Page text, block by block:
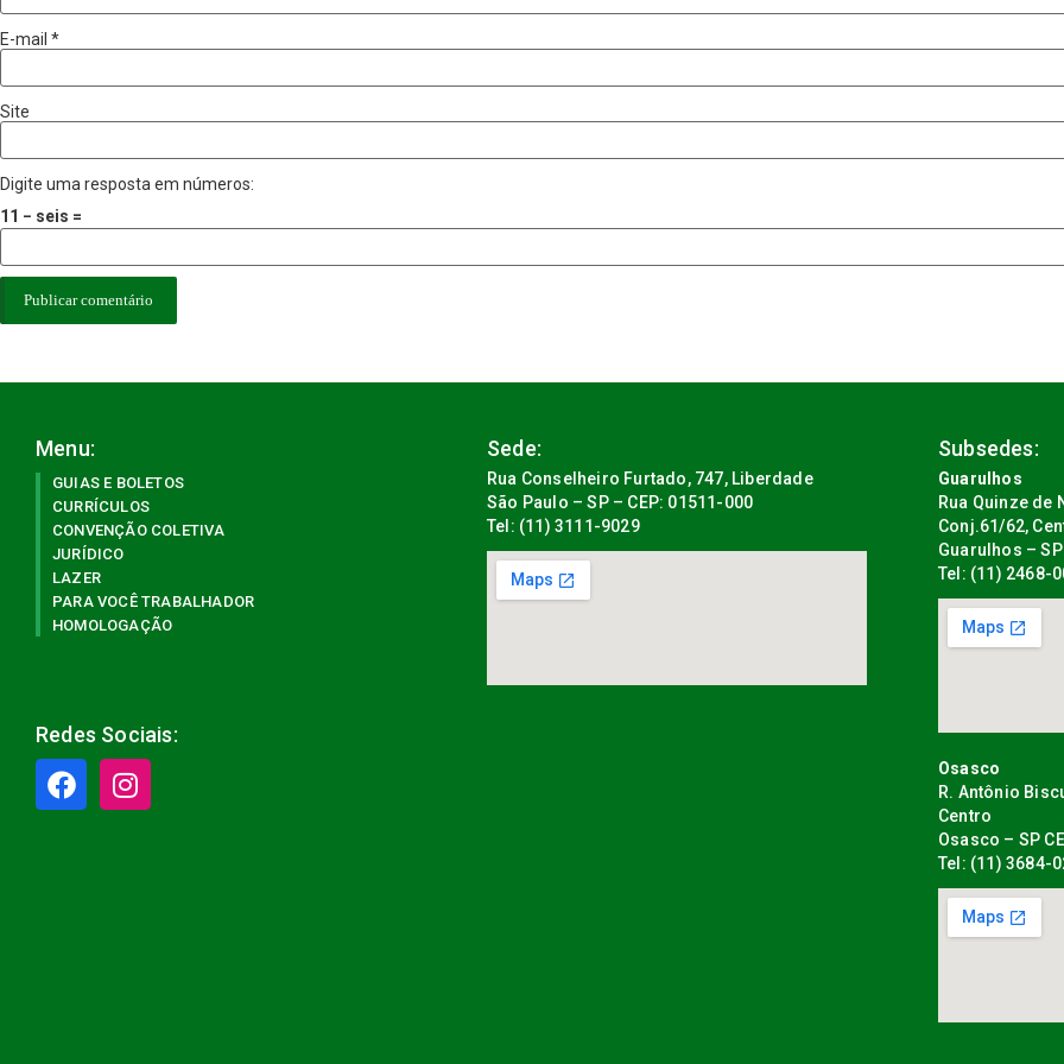
E-mail *
Site
Digite uma resposta em números:
11 − seis =
Menu:
GUIAS E BOLETOS
CURRÍCULOS
CONVENÇÃO COLETIVA
JURÍDICO
LAZER
PARA VOCÊ TRABALHADOR
HOMOLOGAÇÃO
Redes Sociais:
Sede:
Rua Conselheiro Furtado, 747, Liberdade
São Paulo – SP – CEP: 01511-000
Tel: (11) 3111-9029
Subsedes:
Guarulhos
Rua Quinze de
Conj.61/62,
Guarulhos –
Tel: (11) 2468-
Osasco
R. Antônio
Centro
Osasco – SP
Tel: (11) 3684-